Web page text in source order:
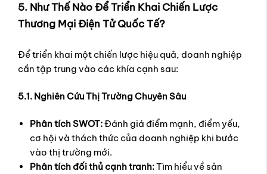
5. Như Thế Nào Để Triển Khai Chiến Lược
Thương Mại Điện Tử Quốc Tế?
Để triển khai một chiến lược hiệu quả, doanh nghiệp
cần tập trung vào các khía cạnh sau:
5.1. Nghiên Cứu Thị Trường Chuyên Sâu
Phân tích SWOT:Đánh giá điểm mạnh, điểm yếu,
cơ hội và thách thức của doanh nghiệp khi bước
vào thị trường mới.
Phân tích đối thủ cạnh tranh:Tìm hiểu về sản